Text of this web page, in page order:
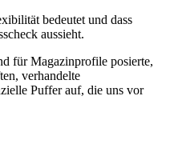
bedeutet und dass
aussieht.
für Magazinprofile posierte,
verhandelte
Puffer auf, die uns vor